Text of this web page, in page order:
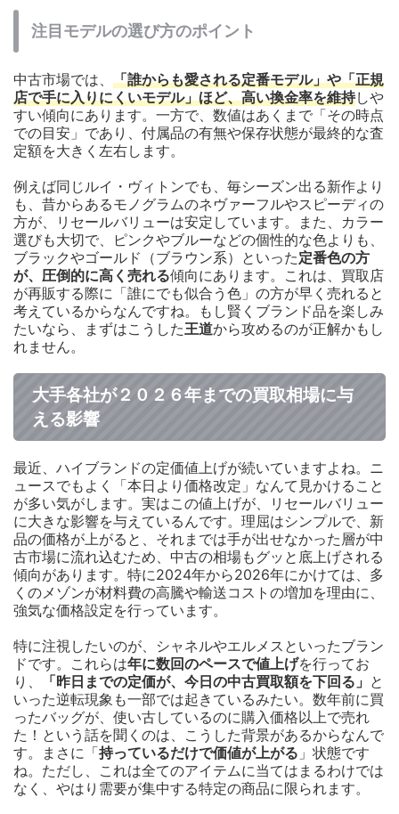
注目モデルの選び方のポイント
中古市場では、 「誰からも愛される定番モデル」や「正規
店で手に入りにくいモデル」ほど、高い換金率を維持しや
すい傾向にあります。一方で、数値はあくまで「その時点
での目安」であり、付属品の有無や保存状態が最終的な査
定額を大きく左右します。
例えば同じルイ・ヴィトンでも、毎シーズン出る新作より
も、昔からあるモノグラムのネヴァーフルやスピーディの
方が、リセールバリューは安定しています。また、カラー
選びも大切で、ピンクやブルーなどの個性的な色よりも、
ブラックやゴールド（ブラウン系）といった定番色の方
が、圧倒的に高く売れる傾向にあります。これは、買取店
が再販する際に「誰にでも似合う色」の方が早く売れると
考えているからなんですね。もし賢くブランド品を楽しみ
たいなら、まずはこうした王道から攻めるのが正解かもし
れません。
大手各社が２０２６年までの買取相場に与
える影響
最近、ハイブランドの定価値上げが続いていますよね。ニ
ュースでもよく「本日より価格改定」なんて見かけること
が多い気がします。実はこの値上げが、リセールバリュー
に大きな影響を与えているんです。理屈はシンプルで、新
品の価格が上がると、それまでは手が出せなかった層が中
古市場に流れ込むため、中古の相場もグッと底上げされる
傾向があります。特に2024年から2026年にかけては、多
くのメゾンが材料費の高騰や輸送コストの増加を理由に、
強気な価格設定を行っています。
特に注視したいのが、シャネルやエルメスといったブラン
ドです。これらは年に数回のペースで値上げを行ってお
り、
「昨日までの定価が、今日の中古買取額を下回る」 と
いった逆転現象も一部では起きているみたい。数年前に買
ったバッグが、使い古しているのに購入価格以上で売れ
た！という話を聞くのは、こうした背景があるからなんで
す。まさに「持っているだけで価値が上がる 」状態です
ね。ただし、これは全てのアイテムに当てはまるわけでは
なく、やはり需要が集中する特定の商品に限られます。